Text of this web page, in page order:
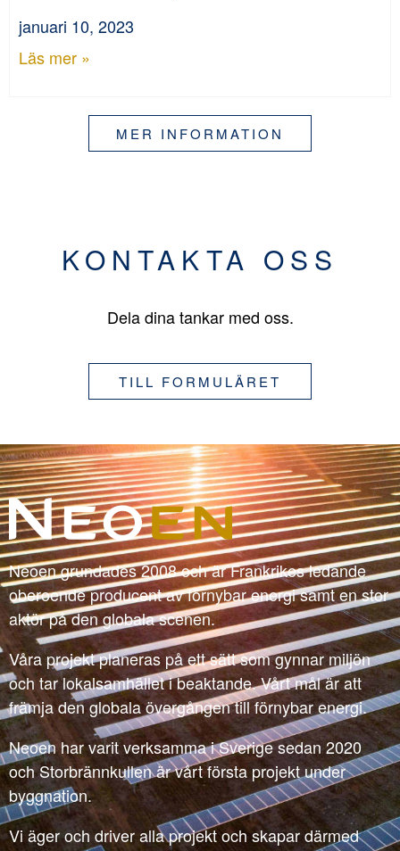
januari 10, 2023
Läs mer »
MER INFORMATION
KONTAKTA OSS
Dela dina tankar med oss.
TILL FORMULÄRET
Neoen grundades 2008 och är Frankrikes ledande
oberoende producent av förnybar energi samt en stor
aktör på den globala scenen.
Våra projekt planeras på ett sätt som gynnar miljön
och tar lokalsamhället i beaktande. Vårt mål är att
främja den globala övergången till förnybar energi.
Neoen har varit verksamma i Sverige sedan 2020
och Storbrännkullen är vårt första projekt under
byggnation.
Vi äger och driver alla projekt och skapar därmed